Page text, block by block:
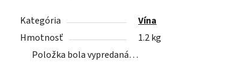
Kategória
Vína
Hmotnosť
1.2 kg
Položka bola vypredaná…